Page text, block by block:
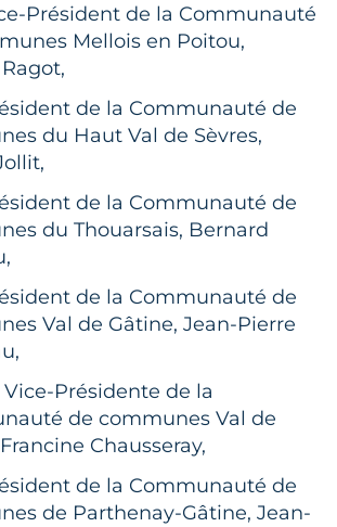
Président de la Communauté
Mellois en Poitou,
de la Communauté de
du Haut Val de Sèvres,
de la Communauté de
du Thouarsais, Bernard
de la Communauté de
Val de Gâtine, Jean-Pierre
Présidente de la
de communes Val de
Chausseray,
de la Communauté de
de Parthenay-Gâtine, Jean-